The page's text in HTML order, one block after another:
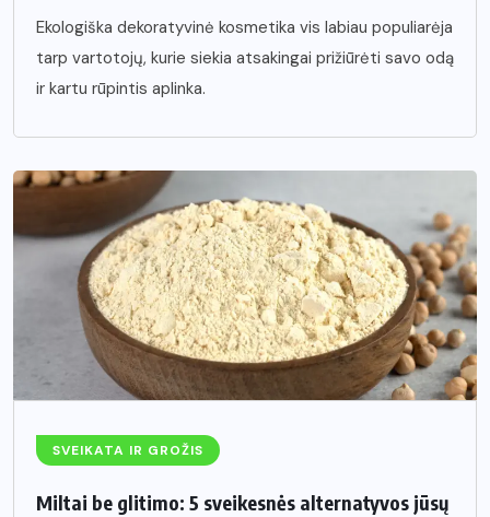
Ekologiška dekoratyvinė kosmetika vis labiau populiarėja
tarp vartotojų, kurie siekia atsakingai prižiūrėti savo odą
ir kartu rūpintis aplinka.
SVEIKATA IR GROŽIS
Miltai be glitimo: 5 sveikesnės alternatyvos jūsų